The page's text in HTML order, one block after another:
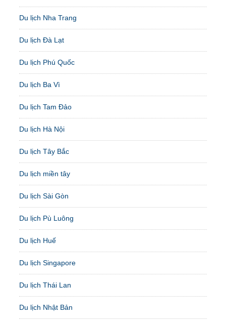
Du lịch Nha Trang
Du lịch Đà Lạt
Du lịch Phú Quốc
Du lịch Ba Vì
Du lịch Tam Đảo
Du lịch Hà Nội
Du lịch Tây Bắc
Du lịch miền tây
Du lịch Sài Gòn
Du lịch Pù Luông
Du lịch Huế
Du lịch Singapore
Du lịch Thái Lan
Du lịch Nhật Bản